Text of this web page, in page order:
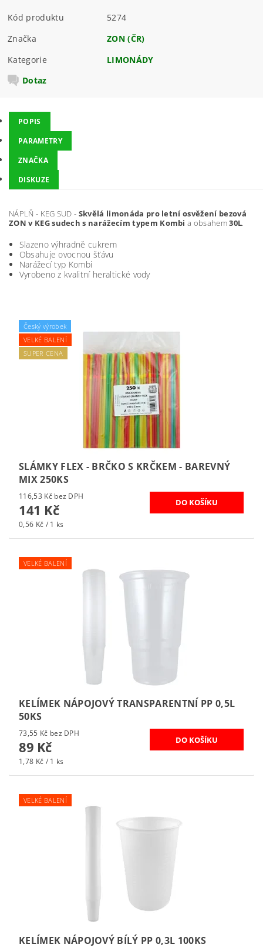
Kód produktu
5274
Značka
ZON (ČR)
Kategorie
LIMONÁDY
Dotaz
POPIS
PARAMETRY
ZNAČKA
DISKUZE
NÁPLŇ - KEG SUD - Skvělá limonáda pro letní osvěžení bezová
ZON v KEG sudech s narážecím typem Kombi a obsahem30L
Slazeno výhradně cukrem
Obsahuje ovocnou šťávu
Narážecí typ Kombi
Vyrobeno z kvalitní heraltické vody
Český výrobek
VELKÉ BALENÍ
SUPER CENA
SLÁMKY FLEX - BRČKO S KRČKEM - BAREVNÝ
MIX 250KS
116,53 Kč bez DPH
141 Kč
0,56 Kč / 1 ks
VELKÉ BALENÍ
KELÍMEK NÁPOJOVÝ TRANSPARENTNÍ PP 0,5L
50KS
73,55 Kč bez DPH
89 Kč
1,78 Kč / 1 ks
VELKÉ BALENÍ
KELÍMEK NÁPOJOVÝ BÍLÝ PP 0,3L 100KS